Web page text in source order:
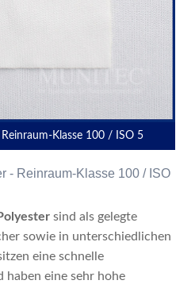
Klasse 100 / ISO 5
- Reinraum-Klasse 100 / ISO
sind als gelegte
sowie in unterschiedlichen
eine schnelle
haben eine sehr hohe